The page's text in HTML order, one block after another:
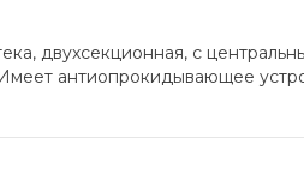
двухсекционная, с
антиопрокидывающее